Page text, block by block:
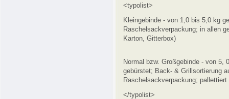
<typolist>
Kleingebinde - von 1,0 bis 5,0 kg
Raschelsackverpackung; in allen
Karton, Gitterbox)
Normal bzw. Großgebinde - von 5,
gebürstet; Back- & Grillsortierung
Raschelsackverpackung;
</typolist>